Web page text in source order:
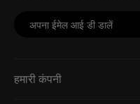
हमारी कंपनी